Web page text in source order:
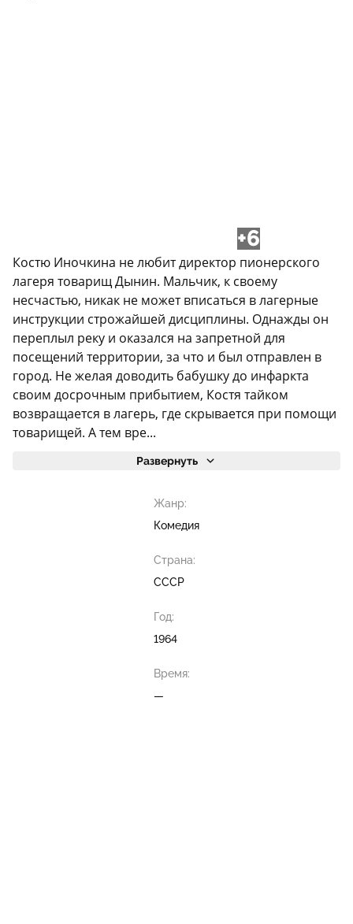
+6
Костю Иночкина не любит директор пионерского
лагеря товарищ Дынин. Мальчик, к своему
несчастью, никак не может вписаться в лагерные
инструкции строжайшей дисциплины. Однажды он
переплыл реку и оказался на запретной для
посещений территории, за что и был отправлен в
город. Не желая доводить бабушку до инфаркта
своим досрочным прибытием, Костя тайком
возвращается в лагерь, где скрывается при помощи
товарищей. А тем вре...
Развернуть
Жанр:
Комедия
Страна:
СССР
Год:
1964
Время:
—